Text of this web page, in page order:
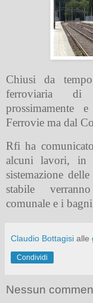
Chiusi da
ferroviaria di
prossimamente
Ferrovie ma dal
Rfi ha
alcuni lavori, in
sistemazione
stabile
comunale e i
Claudio Bottagisi alle
Condividi
Nessun